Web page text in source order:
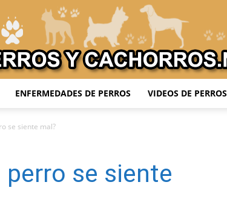
ENFERMEDADES DE PERROS VIDEOS DE PERROS
se siente mal?
se siente